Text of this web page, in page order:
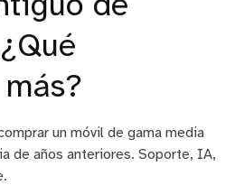
un móvil de gama media
de años anteriores. Soporte, IA,